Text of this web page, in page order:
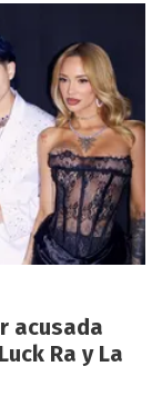
acusada
Ra y La